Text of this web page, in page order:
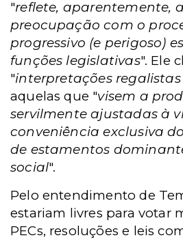
"reflete, aparentemente,
preocupação com o
progressivo (e perigoso)
funções legislativas". Ele
"interpretações
aquelas que "visem a
servilmente ajustadas à
conveniência exclusiva
de estamentos
social".
Pelo entendimento de
estariam livres para votar
PECs, resoluções e leis